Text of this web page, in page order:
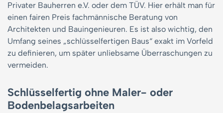
Privater Bauherren e.V. oder dem TÜV. Hier erhält man für
einen fairen Preis fachmännische Beratung von
Architekten und Bauingenieuren. Es ist also wichtig, den
Umfang seines „schlüsselfertigen Baus“ exakt im Vorfeld
zu definieren, um später unliebsame Überraschungen zu
vermeiden.
Schlüsselfertig ohne Maler- oder
Bodenbelagsarbeiten